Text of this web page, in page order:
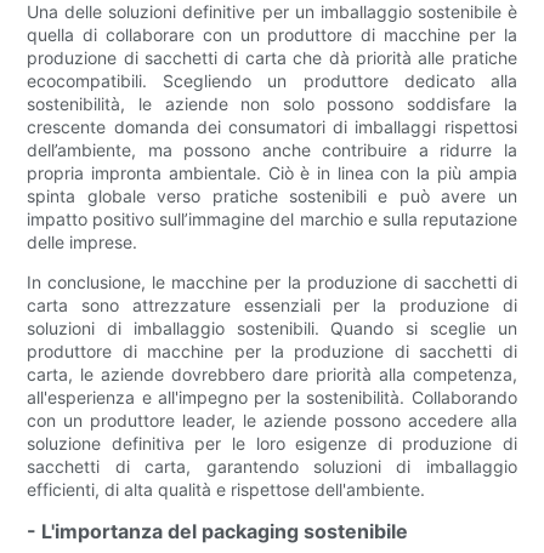
Una delle soluzioni definitive per un imballaggio sostenibile è
quella di collaborare con un produttore di macchine per la
produzione di sacchetti di carta che dà priorità alle pratiche
ecocompatibili. Scegliendo un produttore dedicato alla
sostenibilità, le aziende non solo possono soddisfare la
crescente domanda dei consumatori di imballaggi rispettosi
dell’ambiente, ma possono anche contribuire a ridurre la
propria impronta ambientale. Ciò è in linea con la più ampia
spinta globale verso pratiche sostenibili e può avere un
impatto positivo sull’immagine del marchio e sulla reputazione
delle imprese.
In conclusione, le macchine per la produzione di sacchetti di
carta sono attrezzature essenziali per la produzione di
soluzioni di imballaggio sostenibili. Quando si sceglie un
produttore di macchine per la produzione di sacchetti di
carta, le aziende dovrebbero dare priorità alla competenza,
all'esperienza e all'impegno per la sostenibilità. Collaborando
con un produttore leader, le aziende possono accedere alla
soluzione definitiva per le loro esigenze di produzione di
sacchetti di carta, garantendo soluzioni di imballaggio
efficienti, di alta qualità e rispettose dell'ambiente.
- L'importanza del packaging sostenibile